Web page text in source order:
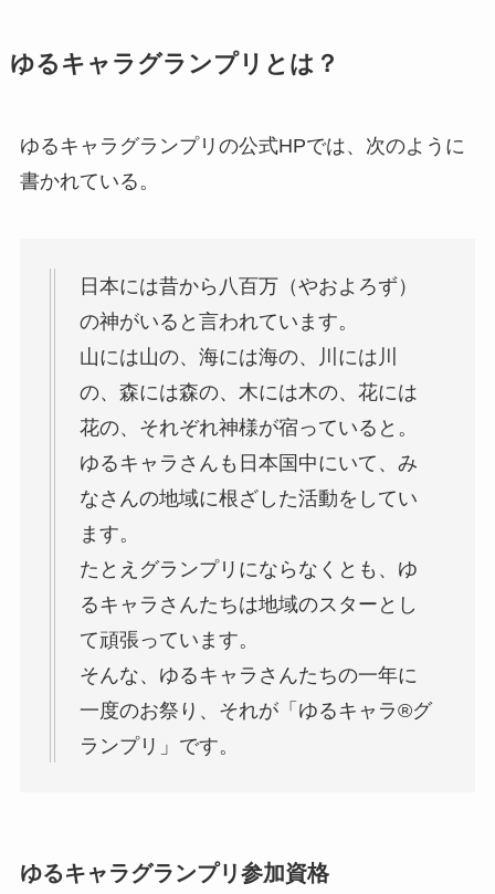
ゆるキャラグランプリとは？
ゆるキャラグランプリの公式HPでは、次のように
書かれている。
日本には昔から八百万（やおよろず）
の神がいると言われています。
山には山の、海には海の、川には川
の、森には森の、木には木の、花には
花の、それぞれ神様が宿っていると。
ゆるキャラさんも日本国中にいて、み
なさんの地域に根ざした活動をしてい
ます。
たとえグランプリにならなくとも、ゆ
るキャラさんたちは地域のスターとし
て頑張っています。
そんな、ゆるキャラさんたちの一年に
一度のお祭り、それが「ゆるキャラ®グ
ランプリ」です。
ゆるキャラグランプリ参加資格